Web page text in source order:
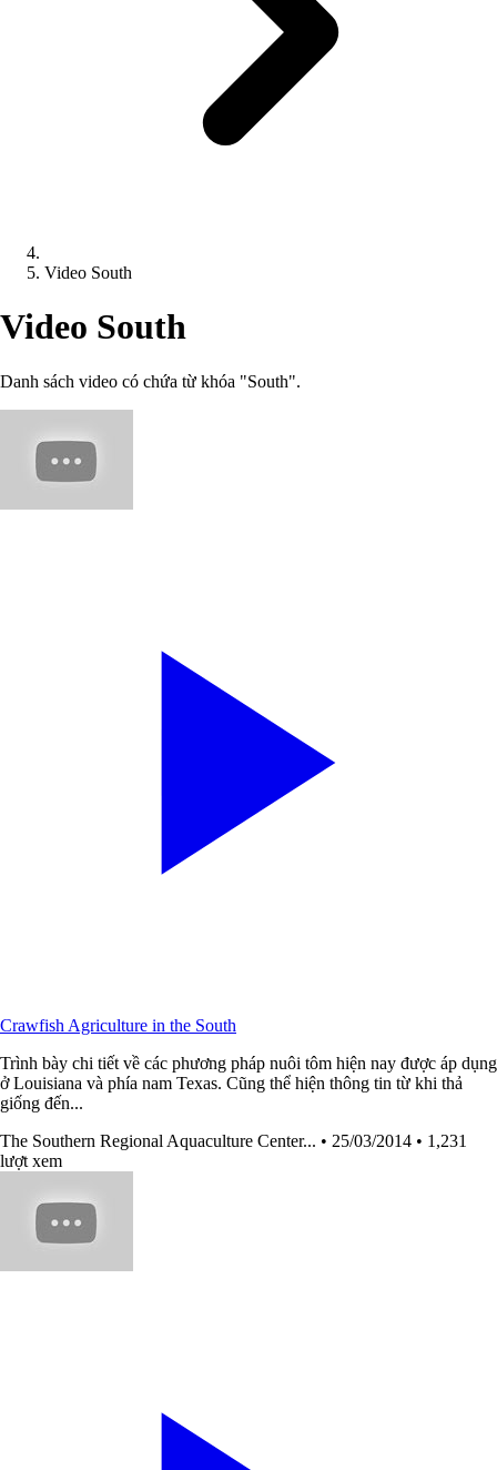
Video South
Video South
Danh sách video có chứa từ khóa "South".
Crawfish Agriculture in the South
Trình bày chi tiết về các phương pháp nuôi tôm hiện nay được áp dụng
ở Louisiana và phía nam Texas. Cũng thể hiện thông tin từ khi thả
giống đến...
The Southern Regional Aquaculture Center... • 25/03/2014 • 1,231
lượt xem